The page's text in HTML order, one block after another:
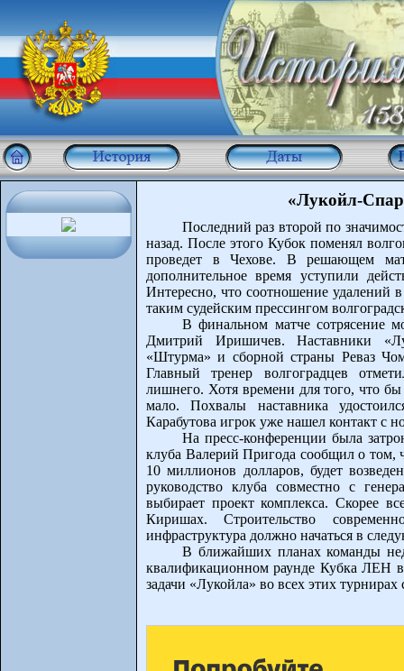
«Лукойл-
Последний раз второй по
назад. После этого Кубок поменял
проведет в Чехове. В решающем
дополнительное время уступили
Интересно, что соотношение удалений
таким судейским прессингом
В финальном матче сотрясение
Дмитрий Иришичев. Наставники
«Штурма» и сборной страны Реваз
Главный тренер волгоградцев
лишнего. Хотя времени для того, что
мало. Похвалы наставника
Карабутова игрок уже нашел контакт с
На пресс-конференции была
клуба Валерий Пригода сообщил о том,
10 миллионов долларов, будет
руководство клуба совместно с
выбирает проект комплекса. Скорее
Киришах. Строительство
инфраструктура должно начаться в
В ближайших планах команды
квалификационном раунде Кубка ЛЕН
задачи «Лукойла» во всех этих